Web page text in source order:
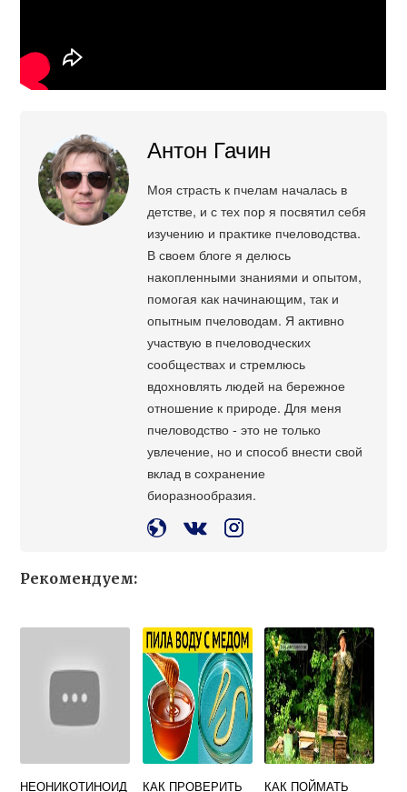
Антон Гачин
Моя страсть к пчелам началась в
детстве, и с тех пор я посвятил себя
изучению и практике пчеловодства.
В своем блоге я делюсь
накопленными знаниями и опытом,
помогая как начинающим, так и
опытным пчеловодам. Я активно
участвую в пчеловодческих
сообществах и стремлюсь
вдохновлять людей на бережное
отношение к природе. Для меня
пчеловодство - это не только
увлечение, но и способ внести свой
вклад в сохранение
биоразнообразия.
Рекомендуем:
НЕОНИКОТИНОИД КАК ПРОВЕРИТЬ КАК ПОЙМАТЬ